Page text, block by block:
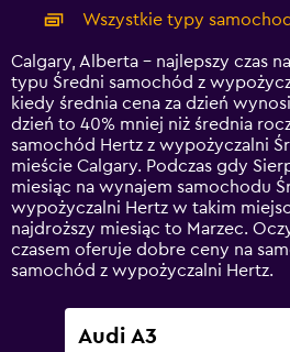
categories.
Range:
14
categories.
The
chart
has
1
Y
axis
displaying
values.
Range:
0
Wszystkie typy
Calgary, Alberta – najlepszy czas
typu Średni samochód z
kiedy średnia cena za dzień wynosi
dzień to 40% mniej niż średnia
samochód Hertz z wypożyczalni
mieście Calgary. Podczas gdy
miesiąc na wynajem samochodu
wypożyczalni Hertz w takim
najdroższy miesiąc to Marzec.
czasem oferuje dobre ceny na
samochód z wypożyczalni Hertz.
Audi A3